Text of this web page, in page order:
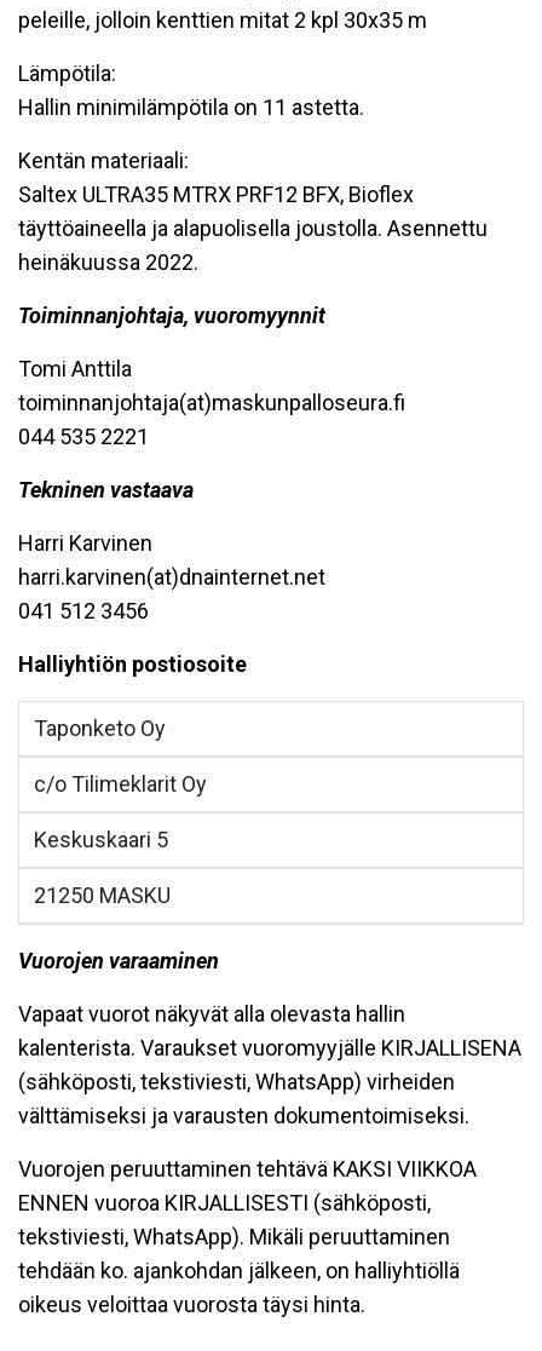
peleille, jolloin kenttien mitat 2 kpl 30x35 m
Lämpötila:
Hallin minimilämpötila on 11 astetta.
Kentän materiaali:
Saltex ULTRA35 MTRX PRF12 BFX, Bioflex
täyttöaineella ja alapuolisella joustolla. Asennettu
heinäkuussa 2022.
Toiminnanjohtaja, vuoromyynnit
Tomi Anttila
toiminnanjohtaja(at)maskunpalloseura.fi
044 535 2221
Tekninen vastaava
Harri Karvinen
harri.karvinen(at)dnainternet.net
041 512 3456
Halliyhtiön postiosoite
Taponketo Oy
c/o Tilimeklarit Oy
Keskuskaari 5
21250 MASKU
Vuorojen varaaminen
Vapaat vuorot näkyvät alla olevasta hallin
kalenterista. Varaukset vuoromyyjälle KIRJALLISENA
(sähköposti, tekstiviesti, WhatsApp) virheiden
välttämiseksi ja varausten dokumentoimiseksi.
Vuorojen peruuttaminen tehtävä KAKSI VIIKKOA
ENNEN vuoroa KIRJALLISESTI (sähköposti,
tekstiviesti, WhatsApp). Mikäli peruuttaminen
tehdään ko. ajankohdan jälkeen, on halliyhtiöllä
oikeus veloittaa vuorosta täysi hinta.